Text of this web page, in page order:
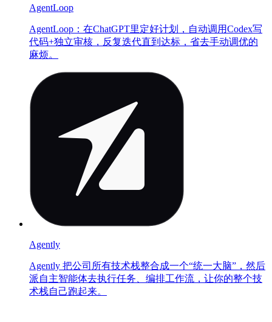
AgentLoop
AgentLoop：在ChatGPT里定好计划，自动调用Codex写
代码+独立审核，反复迭代直到达标，省去手动调优的
麻烦。
Agently
Agently 把公司所有技术栈整合成一个“统一大脑”，然后
派自主智能体去执行任务、编排工作流，让你的整个技
术栈自己跑起来。